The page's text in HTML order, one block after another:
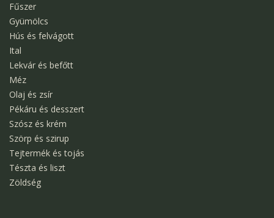
Fűszer
Gyümölcs
Hús és felvágott
Ital
Lekvár és befőtt
Méz
Olaj és zsír
Pékáru és desszert
Szósz és krém
Szörp és szirup
Tejtermék és tojás
Tészta és liszt
Zöldség